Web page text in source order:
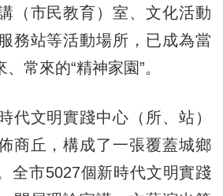
（市民教育）室、文化活動
務站等活動場所，已成為當
常來的“精神家園”。
文明實踐中心（所、站）
商丘，構成了一張覆蓋城鄉
全市5027個新時代文明實踐